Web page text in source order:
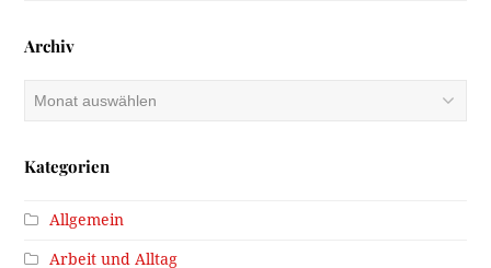
Archiv
Kategorien
Allgemein
Arbeit und Alltag